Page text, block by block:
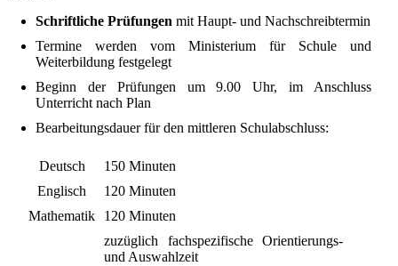
Schriftliche Prüfungen mit Haupt- und Nachschreibtermin
Termine werden vom Ministerium für Schule und
Weiterbildung festgelegt
Beginn der Prüfungen um 9.00 Uhr, im Anschluss
Unterricht nach Plan
Bearbeitungsdauer für den mittleren Schulabschluss:
Deutsch
150 Minuten
Englisch
120 Minuten
Mathematik
120 Minuten
zuzüglich fachspezifische Orientierungs-
und Auswahlzeit